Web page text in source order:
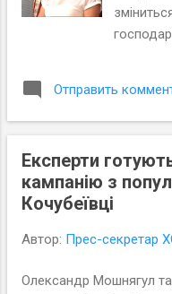
шукали
ЖКГ.
Отправить
Експерти
кампанію з
Кочубеївці
Автор: Прес-секретар
Олександр Мошнягул